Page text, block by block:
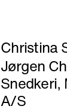
Christina
Jørgen
Snedkeri,
A/S